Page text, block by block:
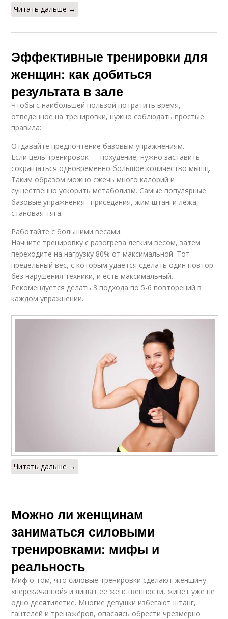
Читать дальше →
Эффективные тренировки для
женщин: как добиться
результата в зале
Чтобы с наибольшей пользой потратить время,
отведенное на тренировки, нужно соблюдать простые
правила:
Отдавайте предпочтение базовым упражнениям.
Если цель тренировок — похудение, нужно заставить
сокращаться одновременно большое количество мышц.
Таким образом можно сжечь много калорий и
существенно ускорить метаболизм. Самые популярные
базовые упражнения : приседания, жим штанги лежа,
становая тяга.
Работайте с большими весами.
Начните тренировку с разогрева легким весом, затем
переходите на нагрузку 80% от максимальной. Тот
предельный вес, с которым удается сделать один повтор
без нарушения техники, и есть максимальный.
Рекомендуется делать 3 подхода по 5-6 повторений в
каждом упражнении.
Читать дальше →
Можно ли женщинам
заниматься силовыми
тренировками: мифы и
реальность
Миф о том, что силовые тренировки сделают женщину
«перекачанной» и лишат её женственности, живёт уже не
одно десятилетие. Многие девушки избегают штанг,
гантелей и тренажёров, опасаясь обрести чрезмерно